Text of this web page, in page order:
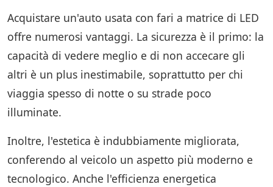
Acquistare un'auto usata con fari a matrice di LED
offre numerosi vantaggi. La sicurezza è il primo: la
capacità di vedere meglio e di non accecare gli
altri è un plus inestimabile, soprattutto per chi
viaggia spesso di notte o su strade poco
illuminate.
Inoltre, l'estetica è indubbiamente migliorata,
conferendo al veicolo un aspetto più moderno e
tecnologico. Anche l'efficienza energetica